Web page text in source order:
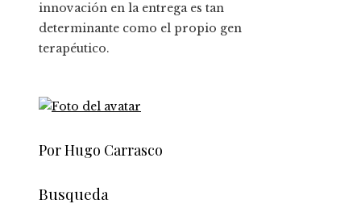
innovación en la entrega es tan
determinante como el propio gen
terapéutico.
Por Hugo Carrasco
Busqueda